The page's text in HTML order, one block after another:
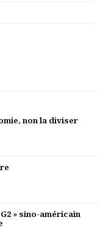
non la diviser
» sino-américain